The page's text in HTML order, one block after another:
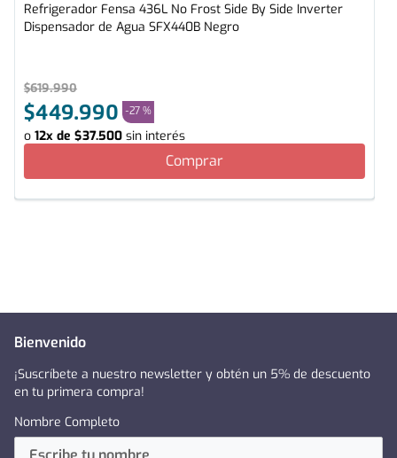
Refrigerador Fensa 436L No Frost Side By Side Inverter
Dispensador de Agua SFX440B Negro
$619.990
$449.990 -27 %
o 12x de $37.500 sin interés
Comprar
Bienvenido
¡Suscríbete a nuestro newsletter y obtén un 5% de descuento
en tu primera compra!
Nombre Completo